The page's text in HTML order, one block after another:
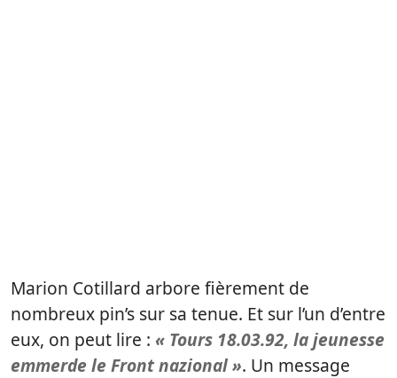
Marion Cotillard arbore fièrement de
nombreux pin’s sur sa tenue. Et sur l’un d’entre
eux, on peut lire : « Tours 18.03.92, la jeunesse
emmerde le Front nazional ». Un message